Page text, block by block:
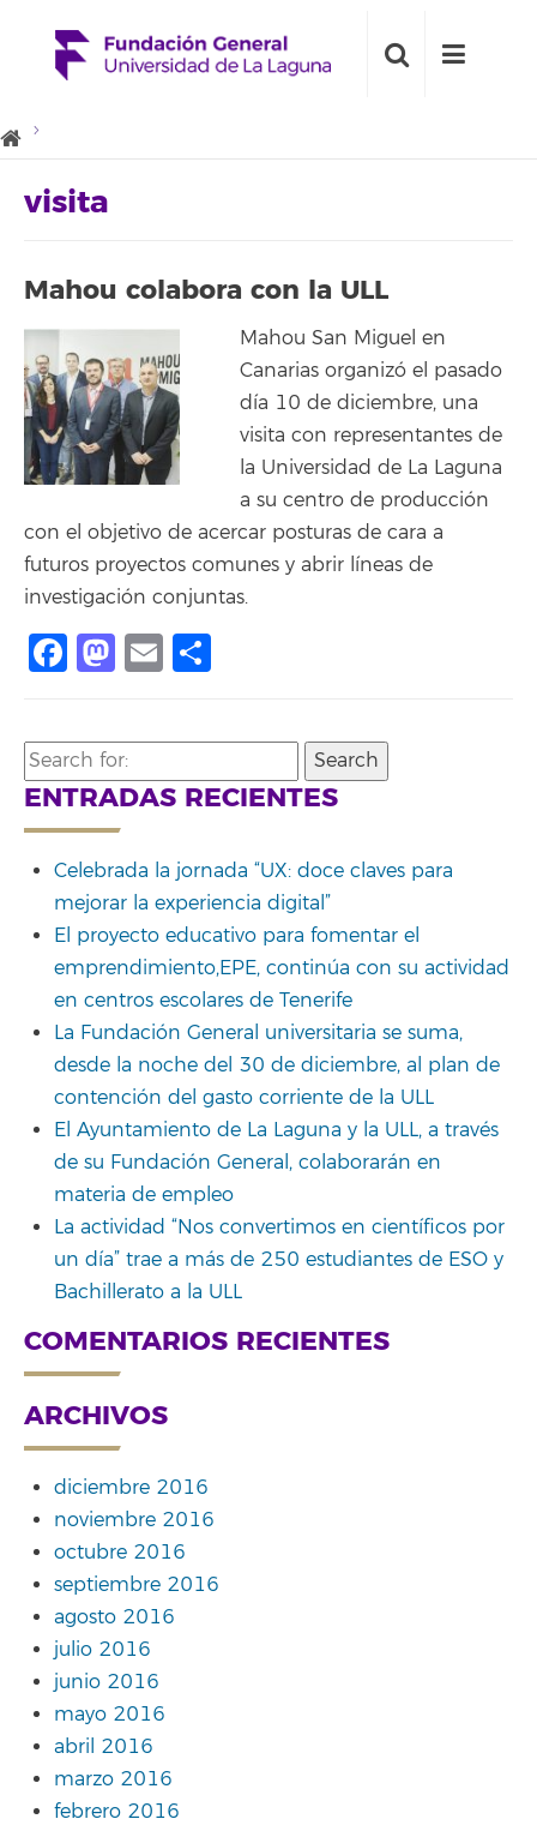
visita
Mahou colabora con la ULL
Mahou San Miguel en
Canarias organizó el pasado
día 10 de diciembre, una
visita con representantes de
la Universidad de La Laguna
a su centro de producción
con el objetivo de acercar posturas de cara a
futuros proyectos comunes y abrir líneas de
investigación conjuntas.
Facebook
Mastodon
Email
Search
for:
ENTRADAS RECIENTES
Celebrada la jornada “UX: doce claves para
mejorar la experiencia digital”
El proyecto educativo para fomentar el
emprendimiento,EPE, continúa con su actividad
en centros escolares de Tenerife
La Fundación General universitaria se suma,
desde la noche del 30 de diciembre, al plan de
contención del gasto corriente de la ULL
El Ayuntamiento de La Laguna y la ULL, a través
de su Fundación General, colaborarán en
materia de empleo
La actividad “Nos convertimos en científicos por
un día” trae a más de 250 estudiantes de ESO y
Bachillerato a la ULL
COMENTARIOS RECIENTES
ARCHIVOS
diciembre 2016
noviembre 2016
octubre 2016
septiembre 2016
agosto 2016
julio 2016
junio 2016
mayo 2016
abril 2016
marzo 2016
febrero 2016